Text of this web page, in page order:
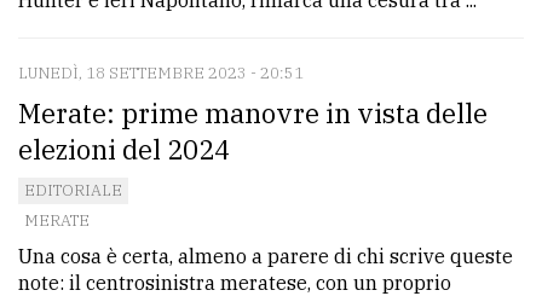
LUNEDÌ, 18 SETTEMBRE 2023 - 20:51
Merate: prime manovre in vista delle
elezioni del 2024
EDITORIALE
MERATE
Una cosa è certa, almeno a parere di chi scrive queste
note: il centrosinistra meratese, con un proprio